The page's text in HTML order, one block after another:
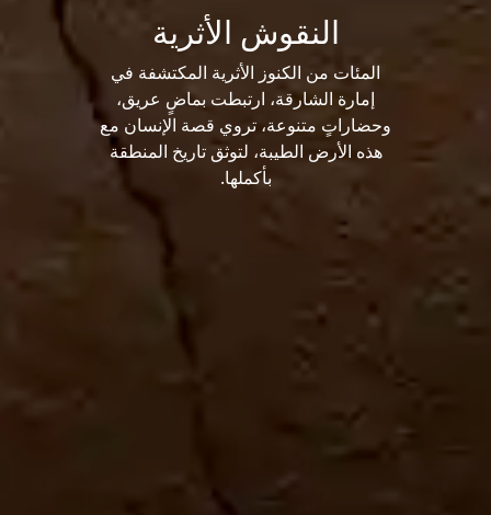
النقوش الأثرية
المئات من الكنوز الأثرية المكتشفة في
إمارة الشارقة، ارتبطت بماضٍ عريق،
وحضاراتٍ متنوعة، تروي قصة الإنسان مع
هذه الأرض الطيبة، لتوثق تاريخ المنطقة
بأكملها.